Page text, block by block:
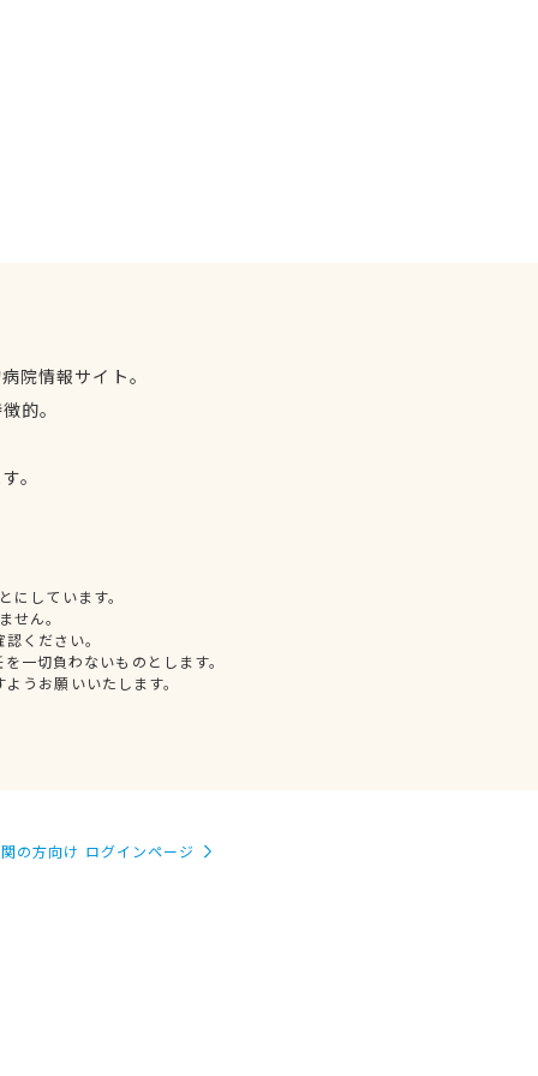
院情報サイト。
的。
。
しています。
せん。
ください。
一切負わないものとします。
うお願いいたします。
の方向け ログインページ